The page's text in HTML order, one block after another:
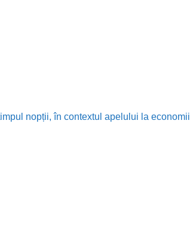
nopții, în contextul apelului la economii